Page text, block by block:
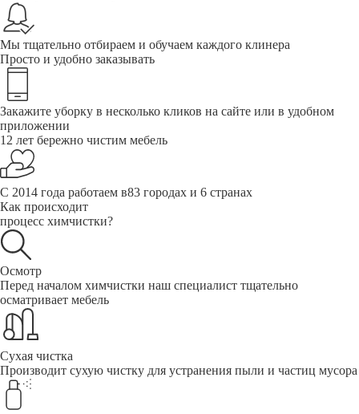
Мы тщательно отбираем и обучаем каждого клинера
Просто и удобно заказывать
Закажите уборку в несколько кликов на сайте или в удобном
приложении
12 лет бережно чистим мебель
С 2014 года работаем в83 городах и 6 странах
Как происходит
процесс химчистки?
Осмотр
Перед началом химчистки наш специалист тщательно
осматривает мебель
Сухая чистка
Производит сухую чистку для устранения пыли и частиц мусора